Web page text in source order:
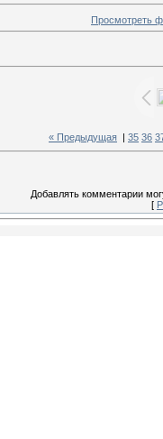
Просмотреть
« Предыдущая 35 36
Добавлять комментарии
[